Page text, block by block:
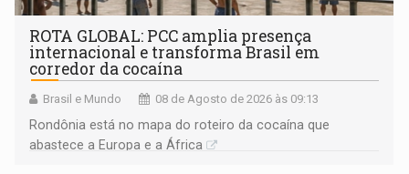
ROTA GLOBAL: PCC amplia presença
internacional e transforma Brasil em
corredor da cocaína
Brasil e Mundo 08 de Agosto de 2026 às 09:13
Rondônia está no mapa do roteiro da cocaína que
abastece a Europa e a África